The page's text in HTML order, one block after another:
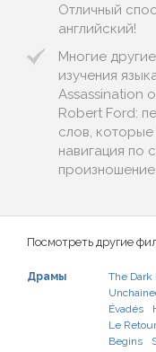
Отличный
английский!
Многие
изучения
Assassination
Robert Ford:
слов, которые
навигация по
произношение
Посмотреть другие
Драмы The Dark
Évadés
Le
Begins